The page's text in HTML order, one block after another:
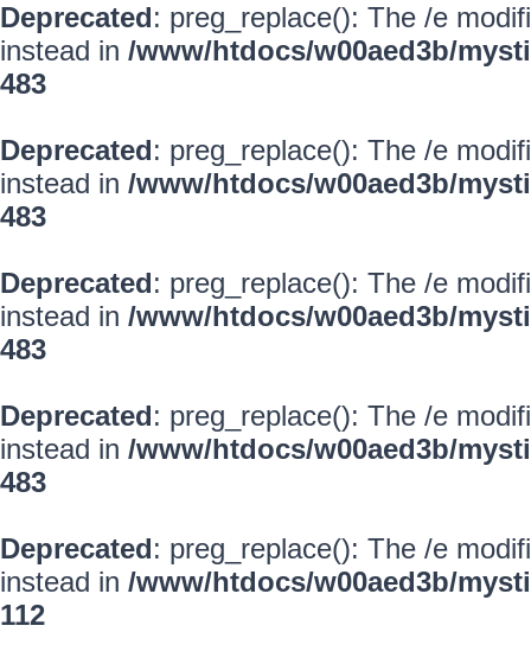
Deprecated: preg_replace(): The /e
instead in /www/htdocs/w00aed3b/
483
Deprecated: preg_replace(): The /e
instead in /www/htdocs/w00aed3b/
483
Deprecated: preg_replace(): The /e
instead in /www/htdocs/w00aed3b/
483
Deprecated: preg_replace(): The /e
instead in /www/htdocs/w00aed3b/
483
Deprecated: preg_replace(): The /e
instead in /www/htdocs/w00aed3b/
112